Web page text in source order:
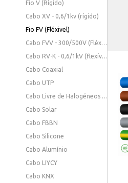
Fio V (Rígido)
Cabo XV - 0,6/1kv (rígido)
Fio FV (Fléxivel)
Cabo FVV - 300/500V (Fléxivel)
Cabo RV-K - 0,6/1kV (flexível)
Cabo Coaxial
Cabo UTP
Cabo Livre de Halogéneos - 0,6/1KV (Fléxivel)
Cabo Solar
Cabo FBBN
Cabo Silicone
Cabo Alumínio
Cabo LIYCY
Cabo KNX